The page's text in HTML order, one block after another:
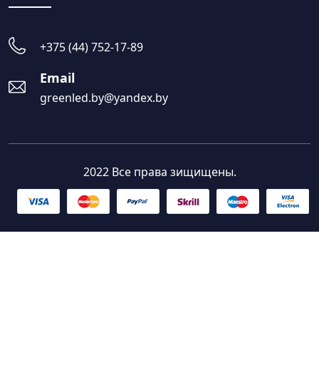
+375 (44) 752-17-89
Email
greenled.by@yandex.by
2022 Все права зищищены.